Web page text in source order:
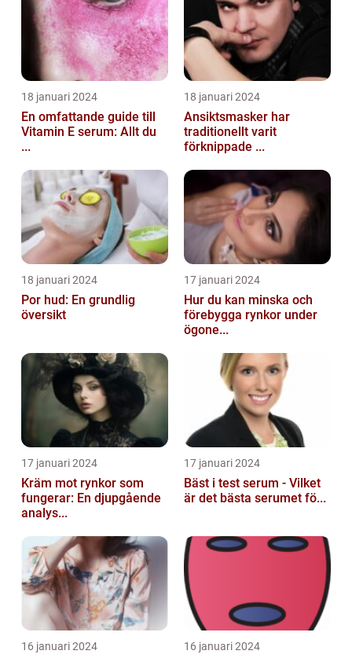
18 januari 2024
En omfattande guide till
Vitamin E serum: Allt du
...
18 januari 2024
Ansiktsmasker har
traditionellt varit
förknippade ...
18 januari 2024
Por hud: En grundlig
översikt
17 januari 2024
Hur du kan minska och
förebygga rynkor under
ögone...
17 januari 2024
Kräm mot rynkor som
fungerar: En djupgående
analys...
17 januari 2024
Bäst i test serum - Vilket
är det bästa serumet fö...
16 januari 2024 16 januari 2024